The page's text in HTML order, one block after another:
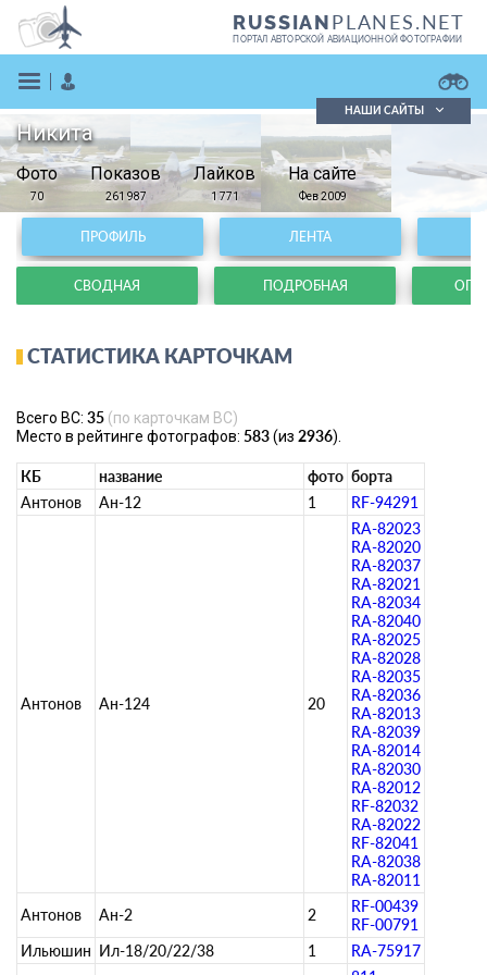
RUSSIANPLANES.NET
ПОРТАЛ АВТОРСКОЙ АВИАЦИОННОЙ ФОТОГРАФИИ
Поиск фотографий
Поиск в реестре
Кратко
Подробно
НАШИ САЙТЫ
Никита
Фото
70
Показов
261 987
Лайков
1 771
На сайте
Фев 2009
ПРОФИЛЬ ЛЕНТА
СВОДНАЯ ПОДРОБНАЯ
СТАТИСТИКА КАРТОЧКАМ
Всего ВС: 35 (по карточкам ВС)
Место в рейтинге фотографов: 583(из 2936).
КБ название фото борта
Антонов
Ан-12 1 RF-94291
Антонов Ан-124 20
RA-82023
RA-82020
RA-82037
RA-82021
RA-82034
RA-82040
RA-82025
RA-82028
RA-82035
RA-82036
RA-82013
RA-82039
RA-82014
RA-82030
RA-82012
RF-82032
RA-82022
RF-82041
RA-82038
RA-82011
Антонов
Ан-2 2
RF-00439
RF-00791
Ильюшин Ил-18/20/22/38 1
RA-75917